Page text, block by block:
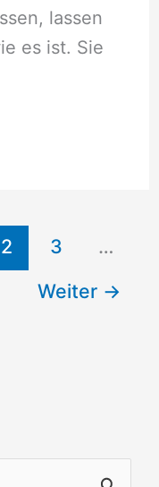
lassen
es ist. Sie
2 3
…
Weiter →